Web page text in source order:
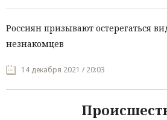
Россиян призывают остерегаться
незнакомцев
14 декабря 2021 / 20:03